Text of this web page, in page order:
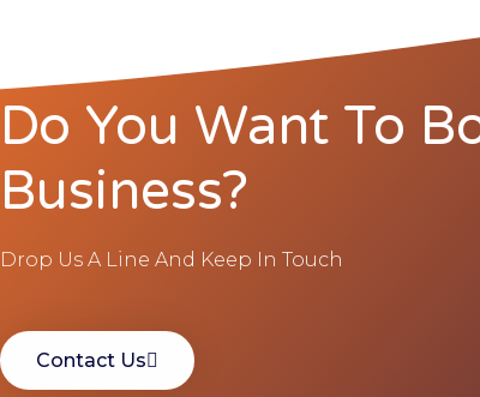
Do You Want To
Business?
Drop Us A Line And Keep In Touch
Contact Us